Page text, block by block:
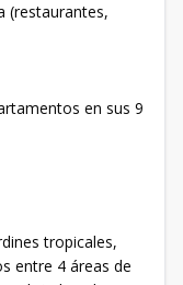
(restaurantes,
en sus 9
tropicales,
entre 4 áreas de